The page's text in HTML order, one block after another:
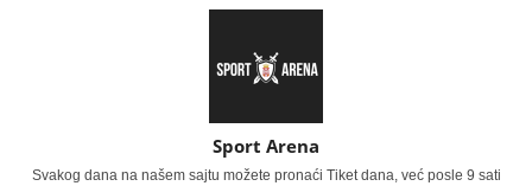
Sport Arena
Svakog dana na našem sajtu možete pronaći Tiket dana, već posle 9 sati